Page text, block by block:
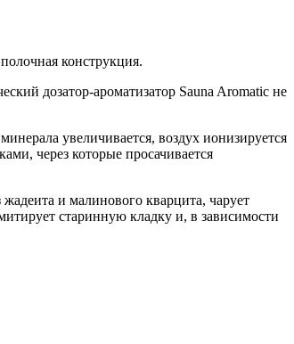
конструкция.
дозатор-ароматизатор Sauna Aromatic не
увеличивается, воздух ионизируется
через которые просачивается
и малинового кварцита, чарует
старинную кладку и, в зависимости